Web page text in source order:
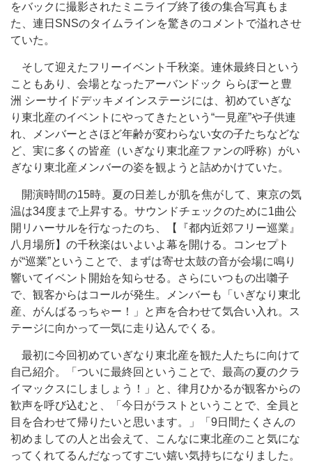
をバックに撮影されたミニライブ終了後の集合写真もま
た、連日SNSのタイムラインを驚きのコメントで溢れさせ
ていた。
そして迎えたフリーイベント千秋楽。連休最終日という
こともあり、会場となったアーバンドック ららぽーと豊
洲 シーサイドデッキメインステージには、初めていぎな
り東北産のイベントにやってきたという“一見産”や子供連
れ、メンバーとさほど年齢が変わらない女の子たちなどな
ど、実に多くの皆産（いぎなり東北産ファンの呼称）がい
ぎなり東北産メンバーの姿を観ようと詰めかけていた。
開演時間の15時。夏の日差しが肌を焦がして、東京の気
温は34度まで上昇する。サウンドチェックのために1曲公
開リハーサルを行なったのち、【『都内近郊フリー巡業』
八月場所】の千秋楽はいよいよ幕を開ける。コンセプト
が“巡業”ということで、まずは寄せ太鼓の音が会場に鳴り
響いてイベント開始を知らせる。さらにいつもの出囃子
で、観客からはコールが発生。メンバーも「いぎなり東北
産、がんばるっちゃー！」と声を合わせて気合い入れ。ス
テージに向かって一気に走り込んでくる。
最初に今回初めていぎなり東北産を観た人たちに向けて
自己紹介。「ついに最終回ということで、最高の夏のクラ
イマックスにしましょう！」と、律月ひかるが観客からの
歓声を呼び込むと、「今日がラストということで、全員と
目を合わせて帰りたいと思います。」「9日間たくさんの
初めましての人と出会えて、こんなに東北産のこと気にな
ってくれてるんだなってすごい嬉い気持ちになりました。